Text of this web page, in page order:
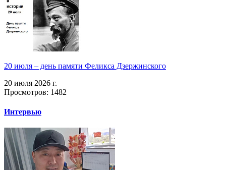
20 июля – день памяти Феликса Дзержинского
20 июля 2026 г.
Просмотров: 1482
Интервью